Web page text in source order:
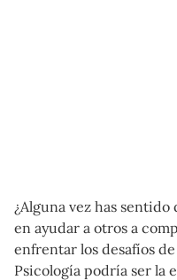
¿Alguna vez has
en ayudar a otros a
enfrentar los desafíos
Psicología podría ser la